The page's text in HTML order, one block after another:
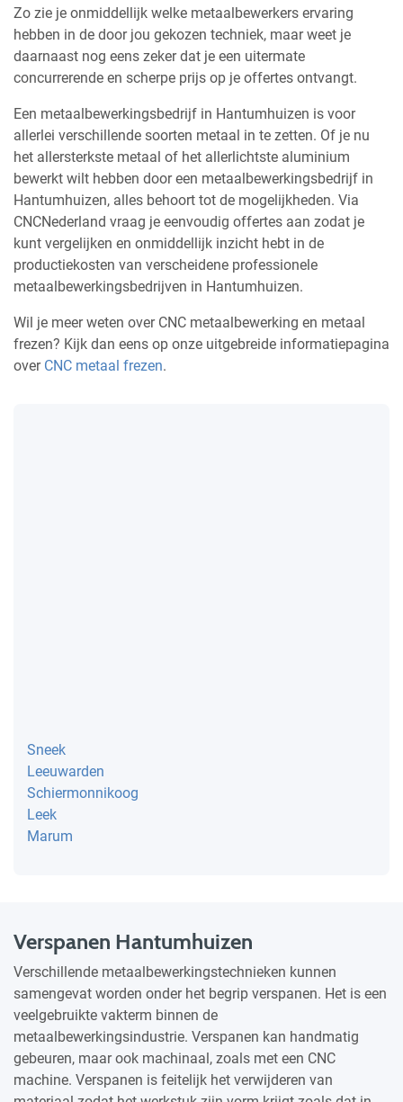
Zo zie je onmiddellijk welke metaalbewerkers ervaring
hebben in de door jou gekozen techniek, maar weet je
daarnaast nog eens zeker dat je een uitermate
concurrerende en scherpe prijs op je offertes ontvangt.
Een metaalbewerkingsbedrijf in Hantumhuizen is voor
allerlei verschillende soorten metaal in te zetten. Of je nu
het allersterkste metaal of het allerlichtste aluminium
bewerkt wilt hebben door een metaalbewerkingsbedrijf in
Hantumhuizen, alles behoort tot de mogelijkheden. Via
CNCNederland vraag je eenvoudig offertes aan zodat je
kunt vergelijken en onmiddellijk inzicht hebt in de
productiekosten van verscheidene professionele
metaalbewerkingsbedrijven in Hantumhuizen.
Wil je meer weten over CNC metaalbewerking en metaal
frezen? Kijk dan eens op onze uitgebreide informatiepagina
over CNC metaal frezen.
Sneek
Leeuwarden
Schiermonnikoog
Leek
Marum
Verspanen Hantumhuizen
Verschillende metaalbewerkingstechnieken kunnen
samengevat worden onder het begrip verspanen. Het is een
veelgebruikte vakterm binnen de
metaalbewerkingsindustrie. Verspanen kan handmatig
gebeuren, maar ook machinaal, zoals met een CNC
machine. Verspanen is feitelijk het verwijderen van